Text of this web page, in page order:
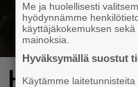
Huomio, kaikki
Me ja huolellisesti
hyödynnämme
käyttäjäkokemuksen
mainoksia.
Hyväksymällä suostut
Käytämme